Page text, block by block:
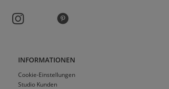
INFORMATIONEN
Cookie-Einstellungen
Studio Kunden